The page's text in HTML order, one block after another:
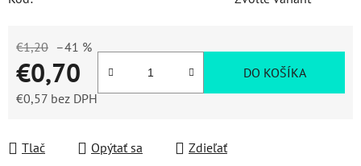
€1,20 –41 %
€0,70
€0,57 bez DPH
DO KOŠÍKA
Tlač Opýtať sa Zdieľať